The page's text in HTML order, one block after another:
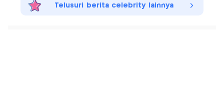
Telusuri berita celebrity lainnya